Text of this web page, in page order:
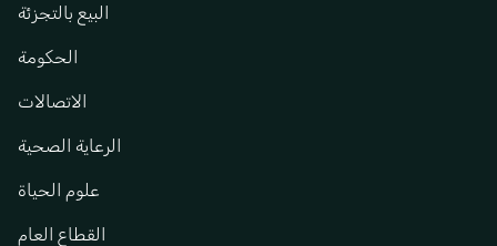
البيع بالتجزئة
الحكومة
الاتصالات
الرعاية الصحية
علوم الحياة
القطاع العام